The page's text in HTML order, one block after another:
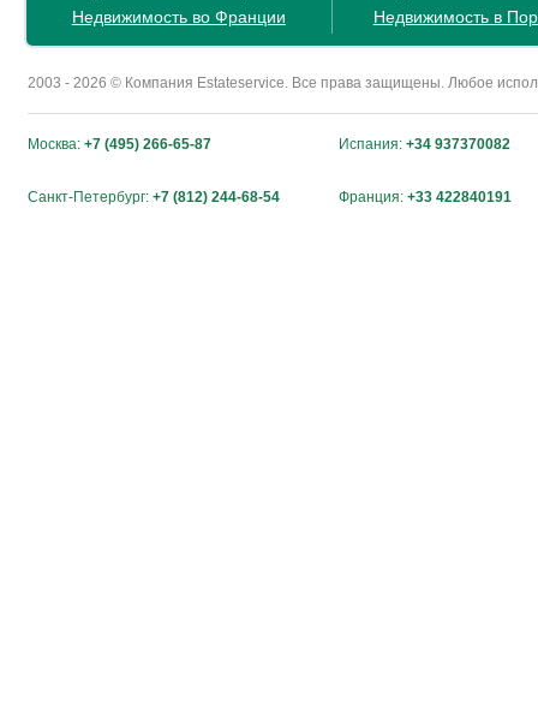
Недвижимость во Франции
Недвижимость в
2003 - 2026 © Компания Estateservice. Все права защищены. Любое
Москва: +7 (495) 266-65-87 Испания: +34 937370082
Санкт-Петербург: +7 (812) 244-68-54 Франция: +33 422840191